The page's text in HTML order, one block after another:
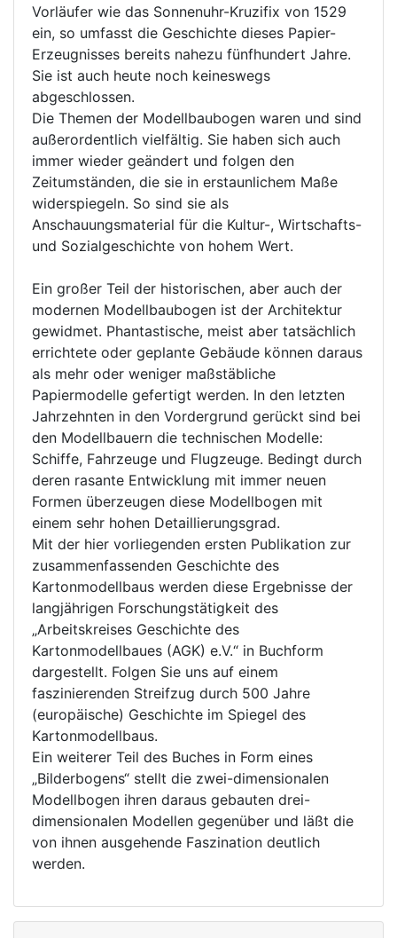
Vorläufer wie das Sonnenuhr-Kruzifix von 1529
ein, so umfasst die Geschichte dieses Papier-
Erzeugnisses bereits nahezu fünfhundert Jahre.
Sie ist auch heute noch keineswegs
abgeschlossen.
Die Themen der Modellbaubogen waren und sind
außerordentlich vielfältig. Sie haben sich auch
immer wieder geändert und folgen den
Zeitumständen, die sie in erstaunlichem Maße
widerspiegeln. So sind sie als
Anschauungsmaterial für die Kultur-, Wirtschafts-
und Sozialgeschichte von hohem Wert.
Ein großer Teil der historischen, aber auch der
modernen Modellbaubogen ist der Architektur
gewidmet. Phantastische, meist aber tatsächlich
errichtete oder geplante Gebäude können daraus
als mehr oder weniger maßstäbliche
Papiermodelle gefertigt werden. In den letzten
Jahrzehnten in den Vordergrund gerückt sind bei
den Modellbauern die technischen Modelle:
Schiffe, Fahrzeuge und Flugzeuge. Bedingt durch
deren rasante Entwicklung mit immer neuen
Formen überzeugen diese Modellbogen mit
einem sehr hohen Detaillierungsgrad.
Mit der hier vorliegenden ersten Publikation zur
zusammenfassenden Geschichte des
Kartonmodellbaus werden diese Ergebnisse der
langjährigen Forschungstätigkeit des
„Arbeitskreises Geschichte des
Kartonmodellbaues (AGK) e.V.“ in Buchform
dargestellt. Folgen Sie uns auf einem
faszinierenden Streifzug durch 500 Jahre
(europäische) Geschichte im Spiegel des
Kartonmodellbaus.
Ein weiterer Teil des Buches in Form eines
„Bilderbogens“ stellt die zwei-dimensionalen
Modellbogen ihren daraus gebauten drei-
dimensionalen Modellen gegenüber und läßt die
von ihnen ausgehende Faszination deutlich
werden.